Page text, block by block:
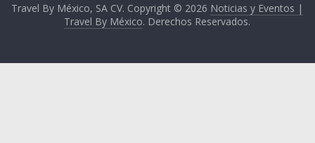
Travel By México, SA CV. Copyright © 2026 Noticias y Eventos |
Travel By México. Derechos Reservados.